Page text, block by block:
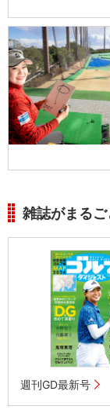
雑誌がまるご
週刊GD最新号